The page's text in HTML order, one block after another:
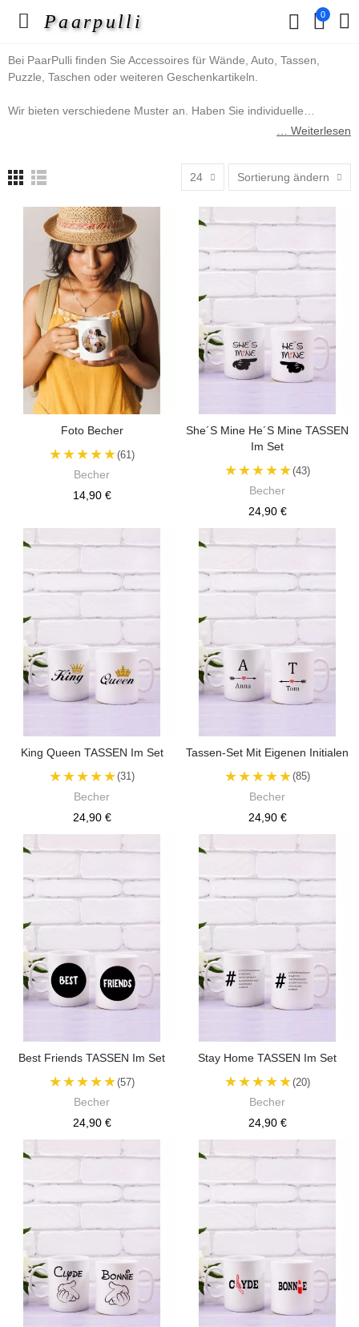
Paarpulli 0
Bei PaarPulli finden Sie Accessoires für Wände, Auto, Tassen,
Puzzle, Taschen oder weiteren Geschenkartikeln.
Wir bieten verschiedene Muster an. Haben Sie individuelle
Wünsche? So können Sie uns über das Kontaktformular erreichen.
Suchen Sie sich eines unserer Muster einfach aus und geben
Ihrem Wohnzimmer ein neues Design.
Viel Spaß beim Stöbern...
… Weiterlesen
24 Sortierung ändern
Foto Becher
★★★★★(61)
Becher
14,90 €
She´s Mine He´s Mine TASSEN
Im Set
★★★★★(43)
Becher
24,90 €
King Queen TASSEN Im Set
★★★★★(31)
Becher
24,90 €
Tassen-Set Mit Eigenen Initialen
★★★★★(85)
Becher
24,90 €
Best Friends TASSEN Im Set
★★★★★(57)
Becher
24,90 €
Stay Home TASSEN Im Set
★★★★★(20)
Becher
24,90 €